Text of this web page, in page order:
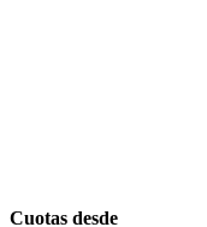
Cuotas desde